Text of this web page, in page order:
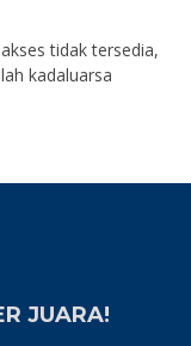
tidak tersedia,
kadaluarsa
JUARA!